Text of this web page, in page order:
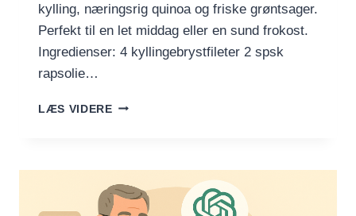
kylling, næringsrig quinoa og friske grøntsager.
Perfekt til en let middag eller en sund frokost.
Ingredienser: 4 kyllingebrystfileter 2 spsk
rapsolie…
LÆS VIDEREGRILLET
OG
GRØNTSAGER